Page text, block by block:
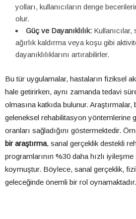
yolları, kullanıcıların denge
olur.
Güç ve Dayanıklılık:
ağırlık kaldırma veya koşu gibi
dayanıklılıklarını artırabilirler.
Bu tür uygulamalar, hastaların fiziksel
hale getirirken, aynı zamanda tedavi
olmasına katkıda bulunur. Araştırmalar,
geleneksel rehabilitasyon yöntemlerine
oranları sağladığını göstermektedir.
bir araştırma, sanal gerçeklik destekli
programlarının %30 daha hızlı iyileşme
koymuştur. Böylece, sanal gerçeklik,
geleceğinde önemli bir rol oynamaktadır.